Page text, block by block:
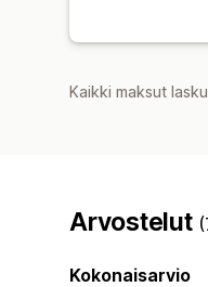
Kaikki maksut
Arvostelut
Kokonaisarvio